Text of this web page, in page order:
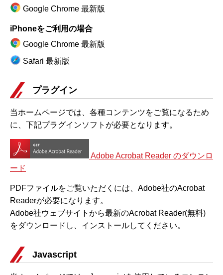
Google Chrome 最新版
iPhoneをご利用の場合
Google Chrome 最新版
Safari 最新版
プラグイン
当ホームページでは、各種コンテンツをご覧になるため
に、下記プラグインソフトが必要となります。
Adobe Acrobat Reader のダウンロ
ード
PDFファイルをご覧いただくには、Adobe社のAcrobat
Readerが必要になります。
Adobe社ウェブサイトから最新のAcrobat Reader(無料)
をダウンロードし、インストールしてください。
Javascript